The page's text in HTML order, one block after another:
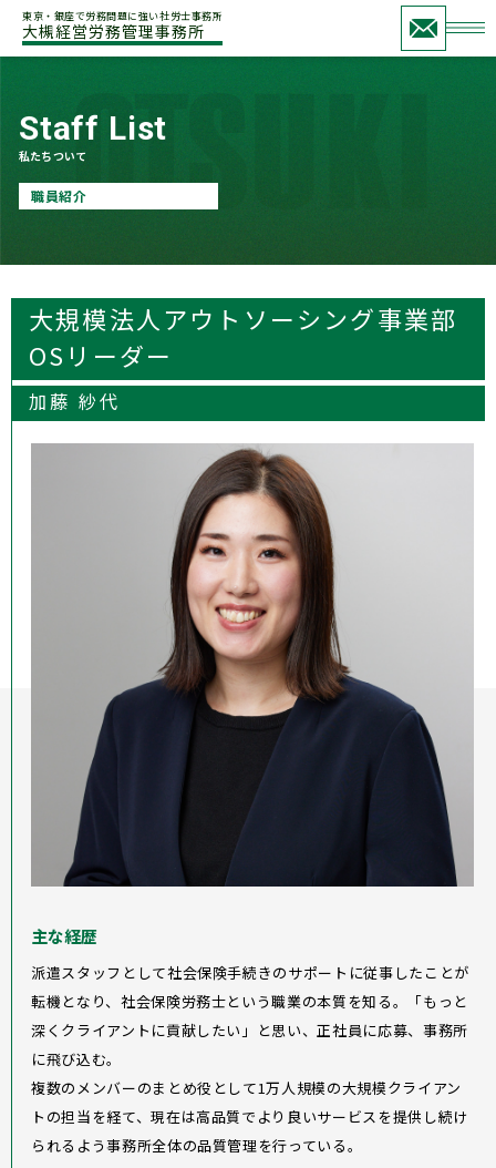
東京・銀座で労務問題に強い社労士事務所
大槻経営労務管理事務所
Staff List
私たちついて
職員紹介
大規模法人アウトソーシング事業部
OSリーダー
加藤 紗代
主な経歴
派遣スタッフとして社会保険手続きのサポートに従事したことが
転機となり、社会保険労務士という職業の本質を知る。「もっと
深くクライアントに貢献したい」と思い、正社員に応募、事務所
に飛び込む。
複数のメンバーのまとめ役として1万人規模の大規模クライアン
トの担当を経て、現在は高品質でより良いサービスを提供し続け
られるよう事務所全体の品質管理を行っている。